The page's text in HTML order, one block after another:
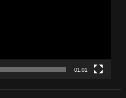
01:01